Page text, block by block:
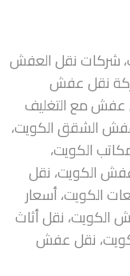
شركات نقل العفش
نقل عفش
عفش مع التغليف
عفش الشقق الكويت،
الكويت،
الكويت، نقل
الكويت، أسعار
نقل أثاث
نقل عفش